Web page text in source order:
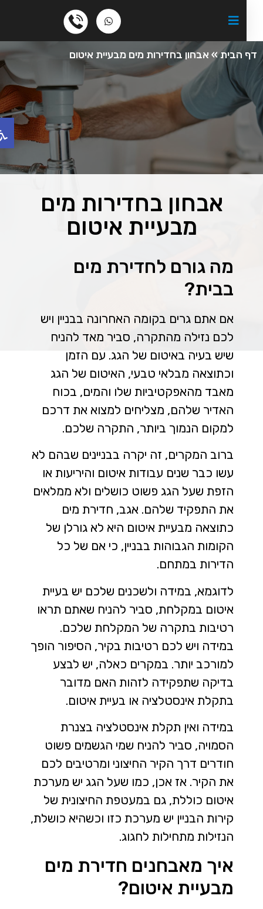
הבית»אבחון בחדירות מים מבעיית איטום
אבחון בחדירות מים
מבעיית איטום
מה גורם לחדירת מים
בבית?
אם אתם גרים בקומה האחרונה בבניין ויש
לכם נזילה מהתקרה, סביר מאד להניח
שיש בעיה באיטום של הגג. עם הזמן
וכתוצאה מבלאי טבעי, האיטום של הגג
מאבד מהאפקטיביות שלו והמים, בכוח
האדיר שלהם, מצליחים למצוא את דרכם
למקום הנמוך ביותר, התקרה שלכם.
ברוב המקרים, זה יקרה בבניינים שבהם לא
עשו כבר שנים עבודות איטום והיריעות או
הזפת שעל הגג פשוט כושלים ולא ממלאים
את התפקיד שלהם. אגב, חדירת מים
כתוצאה מבעיית איטום היא לא גורלן של
הקומות הגבוהות בבניין, כי אם של כל
הדירות במתחם.
לדוגמא, במידה ולשכנים שלכם יש בעיית
איטום במקלחת, סביר להניח שאתם תראו
רטיבות בתקרה של המקלחת שלכם.
במידה ויש לכם רטיבות בקיר, הסיפור הופך
למורכב יותר. במקרים כאלה, יש לבצע
בדיקה שתפקידה לזהות האם מדובר
בתקלת אינסטלציה או בעיית איטום.
במידה ואין תקלת אינסטלציה בצנרת
הסמויה, סביר להניח שמי הגשמים פשוט
חודרים דרך הקיר החיצוני ומרטיבים לכם
את הקיר. אז אכן, כמו שעל הגג יש מערכת
איטום כוללת, גם במעטפת החיצונית של
קירות הבניין יש מערכת כזו וכשהיא כושלת,
הנזילות מתחילות לחגוג.
איך מאבחנים חדירת מים
מבעיית איטום?